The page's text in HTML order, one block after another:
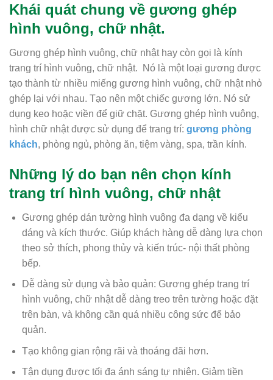
Khái quát chung về gương ghép
hình vuông, chữ nhật.
Gương ghép hình vuông, chữ nhật hay còn gọi là kính
trang trí hình vuông, chữ nhật. Nó là một loại gương được
tạo thành từ nhiều miếng gương hình vuông, chữ nhật nhỏ
ghép lại với nhau. Tạo nên một chiếc gương lớn. Nó sử
dụng keo hoặc viền để giữ chặt. Gương ghép hình vuông,
hình chữ nhật được sử dụng để trang trí: gương phòng
khách, phòng ngủ, phòng ăn, tiệm vàng, spa, trần kính.
Những lý do bạn nên chọn kính
trang trí hình vuông, chữ nhật
Gương ghép dán tường hình vuông đa dạng về kiểu
dáng và kích thước. Giúp khách hàng dễ dàng lựa chọn
theo sở thích, phong thủy và kiến trúc- nội thất phòng
bếp.
Dễ dàng sử dụng và bảo quản: Gương ghép trang trí
hình vuông, chữ nhật dễ dàng treo trên tường hoặc đặt
trên bàn, và không cần quá nhiều công sức để bảo
quản.
Tạo không gian rộng rãi và thoáng đãi hơn.
Tận dụng được tối đa ánh sáng tự nhiên. Giảm tiền